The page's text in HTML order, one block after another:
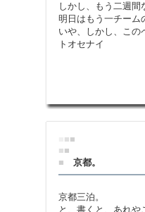
しかし、もう二週間
明日はもう一チーム
いや、しかし、この
トオセナイ
■■
■■
■
京都。
京都三泊。
と、書くと、あれや